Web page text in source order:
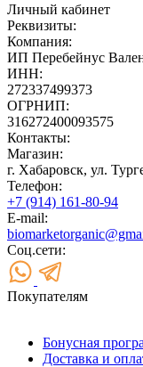
Личный кабинет
Реквизиты:
Компания:
ИП Перебейнус
ИНН:
272337499373
ОГРНИП:
316272400093575
Контакты:
Магазин:
г. Хабаровск, ул.
Телефон:
+7 (914) 161-80-94
E-mail:
Соц.сети:
Покупателям
Бонусная
Доставка и